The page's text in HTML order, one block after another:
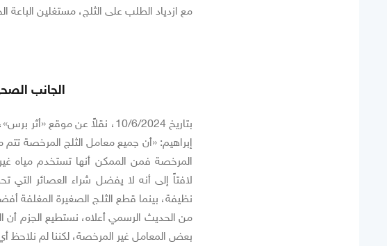
مع ازدياد الطلب على الثلج، مستغلين
الجانب
بتاريخ 10/6/2024، نقلاً عن
إبراهيم: «أن جميع معامل الثلج المرخصة تتم
المرخصة فمن الممكن أنها تستخدم مياه
لافتاً إلى أنه لا يفضل شراء العصائر التي
نظيفة، بينما قطع الثلـج الصغيرة المغلفة
من الحديث الرسمي أعلاه، نستطيع الجزم أن
بعض المعامل غير المرخصة، لكننا لم نلاحظ